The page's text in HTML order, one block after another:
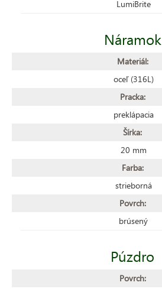
LumiBrite
Náramok
Materiál:
oceľ (316L)
Pracka:
preklápacia
Šírka:
20 mm
Farba:
strieborná
Povrch:
brúsený
Púzdro
Povrch: